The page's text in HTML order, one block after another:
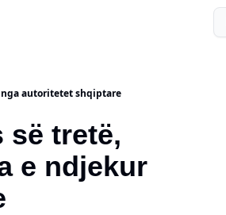
autoritetet shqiptare
së tretë,
e ndjekur